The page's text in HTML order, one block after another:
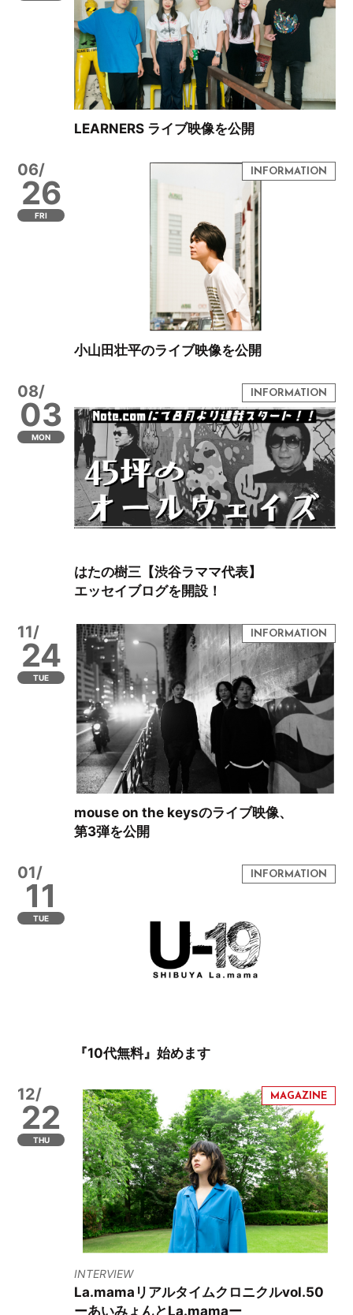
LEARNERS ライブ映像を公開
06/
26
FRI
小山田壮平のライブ映像を公開
08/
03
MON
はたの樹三【渋谷ラママ代表】
エッセイブログを開設！
11/
24
TUE
mouse on the keysのライブ映像、
第3弾を公開
01/
11
TUE
『10代無料』始めます
12/
22
THU
INTERVIEW
La.mamaリアルタイムクロニクルvol.50
ーあいみょんとLa.mamaー